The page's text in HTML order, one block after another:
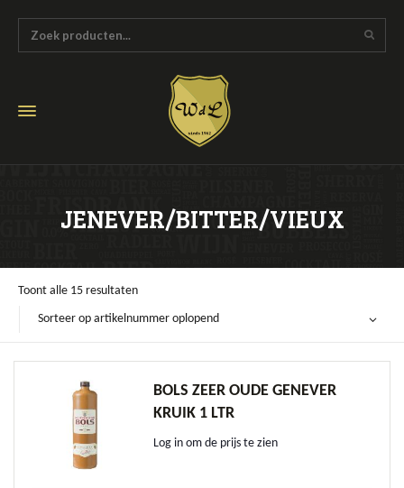
JENEVER/BITTER/VIEUX
Toont alle 15 resultaten
Sorteer op artikelnummer oplopend
BOLS ZEER OUDE GENEVER
KRUIK 1 LTR
Log in om de prijs te zien